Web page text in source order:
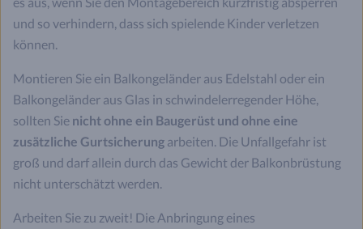
und so verhindern, dass sich spielende Kinder verletzen
können.
Montieren Sie ein Balkongeländer aus Edelstahl oder ein
Balkongeländer aus Glas in schwindelerregender Höhe,
sollten Sie nicht ohne ein Baugerüst und ohne eine
zusätzliche Gurtsicherung arbeiten. Die Unfallgefahr ist
groß und darf allein durch das Gewicht der Balkonbrüstung
nicht unterschätzt werden.
Arbeiten Sie zu zweit! Die Anbringung eines